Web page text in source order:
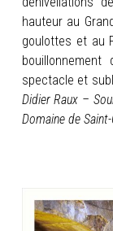
hauteur au
goulottes et au
spectacle et
Didier Raux –
Domaine de